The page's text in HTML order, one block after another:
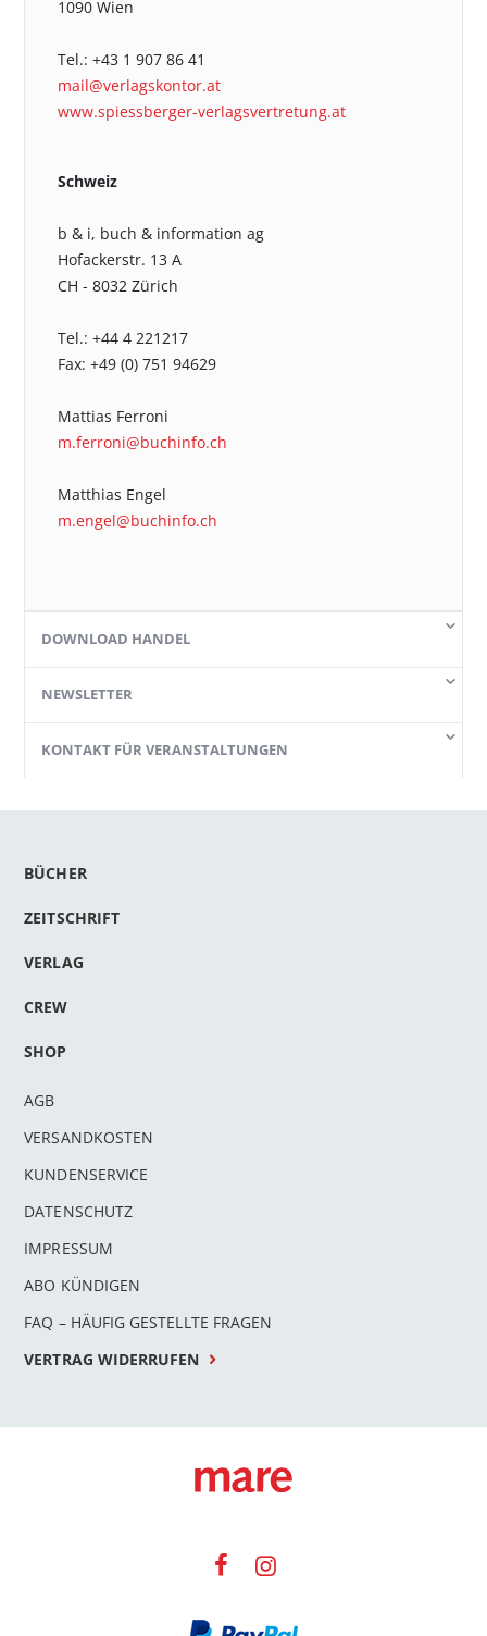
1090 Wien
Tel.: +43 1 907 86 41
mail@verlagskontor.at
www.spiessberger-verlagsvertretung.at
Schweiz
b & i, buch & information ag
Hofackerstr. 13 A
CH - 8032 Zürich
Tel.: +44 4 221217
Fax: +49 (0) 751 94629
Mattias Ferroni
m.ferroni@buchinfo.ch
Matthias Engel
m.engel@buchinfo.ch
DOWNLOAD HANDEL
NEWSLETTER
KONTAKT FÜR VERANSTALTUNGEN
BÜCHER
ZEITSCHRIFT
VERLAG
CREW
SHOP
AGB
VERSANDKOSTEN
KUNDENSERVICE
DATENSCHUTZ
IMPRESSUM
ABO KÜNDIGEN
FAQ – HÄUFIG GESTELLTE FRAGEN
VERTRAG WIDERRUFEN